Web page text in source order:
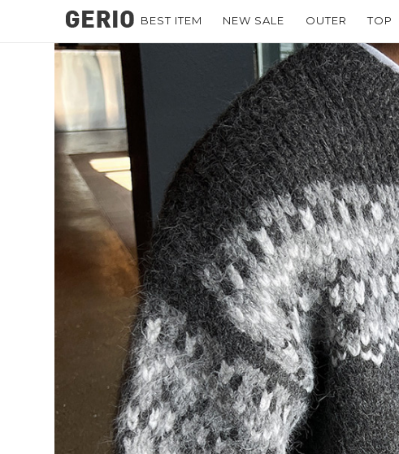
BEST ITEM NEW SALE OUTER TOP